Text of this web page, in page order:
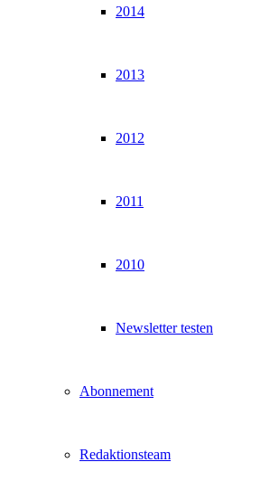
2014
2013
2012
2011
2010
Newsletter testen
Abonnement
Redaktionsteam